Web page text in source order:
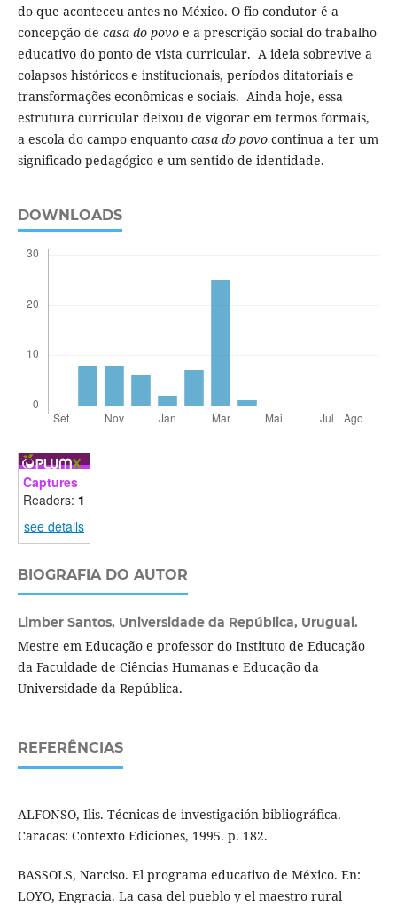
do que aconteceu antes no México. O fio condutor é a
concepção de casa do povoe a prescrição social do trabalho
educativo do ponto de vista curricular. A ideia sobrevive a
colapsos históricos e institucionais, períodos ditatoriais e
transformações econômicas e sociais. Ainda hoje, essa
estrutura curricular deixou de vigorar em termos formais,
a escola do campo enquanto casa do povocontinua a ter um
significado pedagógico e um sentido de identidade.
DOWNLOADS
Captures
Readers: 1
see details
BIOGRAFIA DO AUTOR
Limber Santos, Universidade da República, Uruguai.
Mestre em Educação e professor do Instituto de Educação
da Faculdade de Ciências Humanas e Educação da
Universidade da República.
REFERÊNCIAS
ALFONSO, Ilis. Técnicas de investigación bibliográfica.
Caracas: Contexto Ediciones, 1995. p. 182.
BASSOLS, Narciso. El programa educativo de México. En:
LOYO, Engracia. La casa del pueblo y el maestro rural